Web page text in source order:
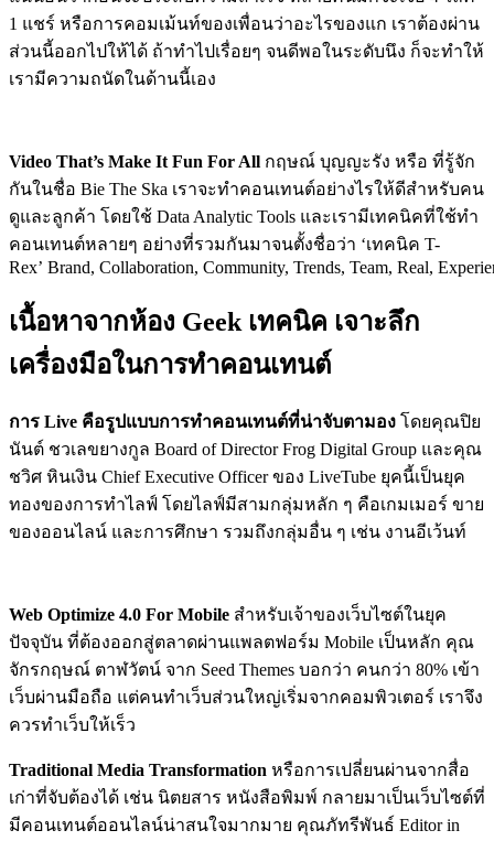
1 แชร์ หรือการคอมเม้นท์ของเพื่อนว่าอะไรของแก เราต้องผ่าน
ส่วนนี้ออกไปให้ได้ ถ้าทำไปเรื่อยๆ จนดีพอในระดับนึง ก็จะทำให้
เรามีความถนัดในด้านนี้เอง
Video That’s Make It Fun For All กฤษณ์ บุญญะรัง หรือ ที่รู้จัก
กันในชื่อ Bie The Ska เราจะทำคอนเทนต์อย่างไรให้ดีสำหรับคน
ดูและลูกค้า โดยใช้ Data Analytic Tools และเรามีเทคนิคที่ใช้ทำ
คอนเทนต์หลายๆ อย่างที่รวมกันมาจนตั้งชื่อว่า ‘เทคนิค T-
Rex’ Brand, Collaboration, Community, Trends, Team, Real,
เนื้อหาจากห้อง Geek เทคนิค เจาะลึก
เครื่องมือในการทำคอนเทนต์
การ Live คือรูปแบบการทำคอนเทนต์ที่น่าจับตามอง โดยคุณปิย
นันต์ ชวเลขยางกูล Board of Director Frog Digital Group และคุณ
ชวิศ หินเงิน Chief Executive Officer ของ LiveTube ยุคนี้เป็นยุค
ทองของการทำไลฟ์ โดยไลฟ์มีสามกลุ่มหลัก ๆ คือเกมเมอร์ ขาย
ของออนไลน์ และการศึกษา รวมถึงกลุ่มอื่น ๆ เช่น งานอีเว้นท์
Web Optimize 4.0 For Mobile สำหรับเจ้าของเว็บไซต์ในยุค
ปัจจุบัน ที่ต้องออกสู่ตลาดผ่านแพลตฟอร์ม Mobile เป็นหลัก คุณ
จักรกฤษณ์ ตาฬวัตน์ จาก Seed Themes บอกว่า คนกว่า 80% เข้า
เว็บผ่านมือถือ แต่คนทำเว็บส่วนใหญ่เริ่มจากคอมพิวเตอร์ เราจึง
ควรทำเว็บให้เร็ว
Traditional Media Transformation หรือการเปลี่ยนผ่านจากสื่อ
เก่าที่จับต้องได้ เช่น นิตยสาร หนังสือพิมพ์ กลายมาเป็นเว็บไซต์ที่
มีคอนเทนต์ออนไลน์น่าสนใจมากมาย คุณภัทรีพันธ์ Editor in